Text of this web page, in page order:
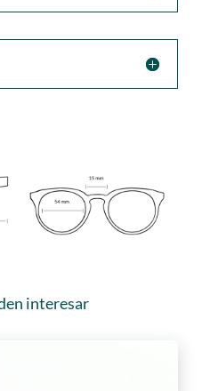
interesar